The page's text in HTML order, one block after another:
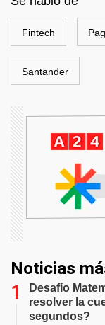
Fintech
Santander
Noticias
Desafío
resolver la
segundos?